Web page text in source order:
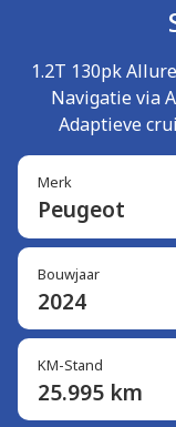
1.2T 130pk
Navigatie via
Adaptieve
Merk
Peugeot
Bouwjaar
2024
KM-Stand
25.995 km